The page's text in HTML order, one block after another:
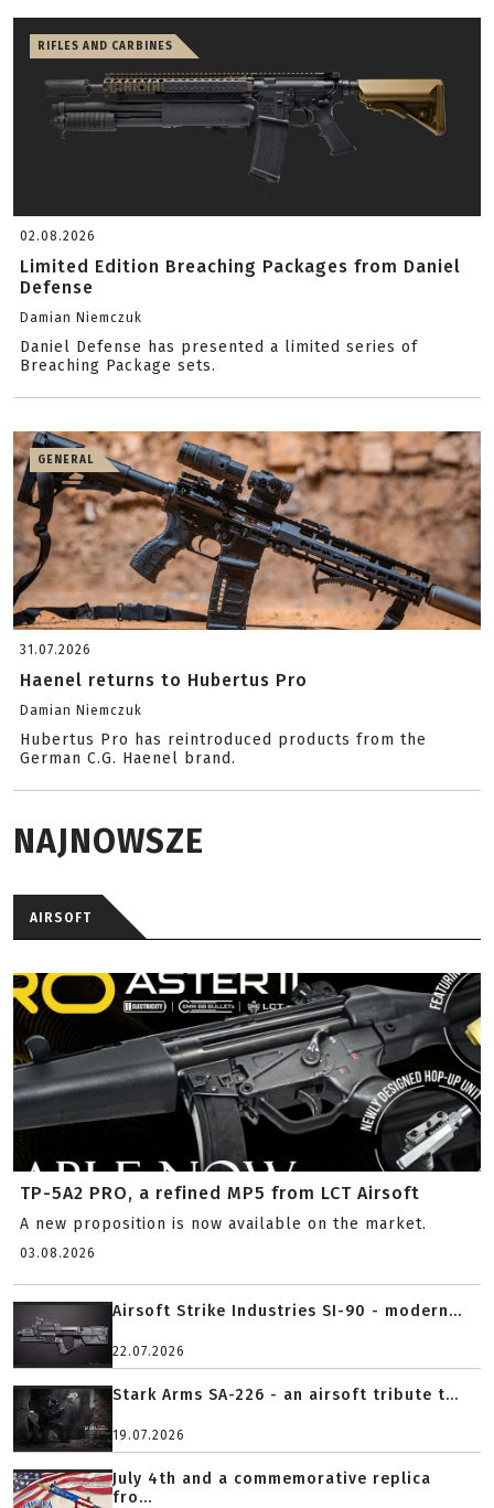
RIFLES AND CARBINES
02.08.2026
Limited Edition Breaching Packages from Daniel
Defense
Damian Niemczuk
Daniel Defense has presented a limited series of
Breaching Package sets.
GENERAL
31.07.2026
Haenel returns to Hubertus Pro
Damian Niemczuk
Hubertus Pro has reintroduced products from the
German C.G. Haenel brand.
NAJNOWSZE
AIRSOFT
TP-5A2 PRO, a refined MP5 from LCT Airsoft
A new proposition is now available on the market.
03.08.2026
Airsoft Strike Industries SI-90 - modern...
22.07.2026
Stark Arms SA-226 - an airsoft tribute t...
19.07.2026
July 4th and a commemorative replica
fro...